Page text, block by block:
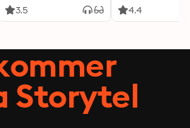
3.5 4.4
Storytel